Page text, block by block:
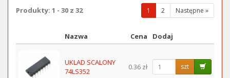
1
(wybrana
strona)
2 Następne »
Produkty: 1 - 30 z 32
Obraz
Nazwa Cena Dodaj
UKLAD SCALONY
74LS352
0.36 zł szt